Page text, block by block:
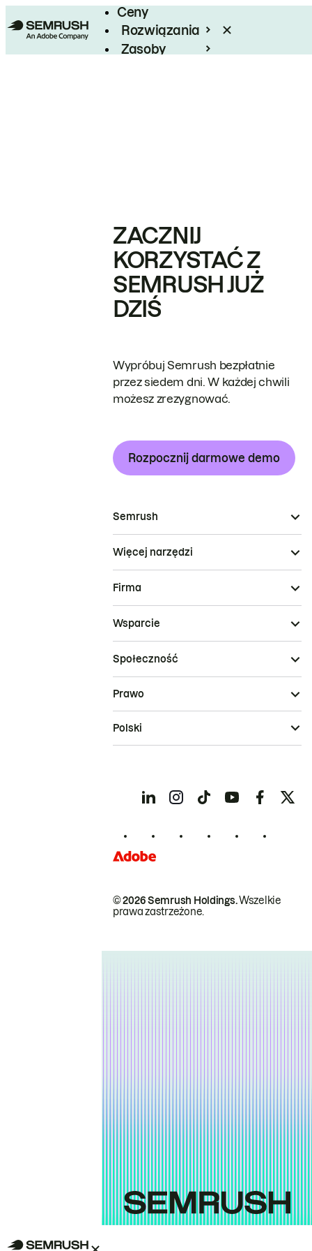
Ceny
Rozwiązania
Zasoby
ZACZNIJ
KORZYSTAĆ Z
SEMRUSH JUŻ
DZIŚ
Wypróbuj Semrush bezpłatnie
przez siedem dni. W każdej chwili
możesz zrezygnować.
Rozpocznij darmowe demo
Semrush
Więcej narzędzi
Firma
Wsparcie
Społeczność
© 2026 Semrush Holdings.Wszelkie
prawa zastrzeżone.
Prawo
Polski